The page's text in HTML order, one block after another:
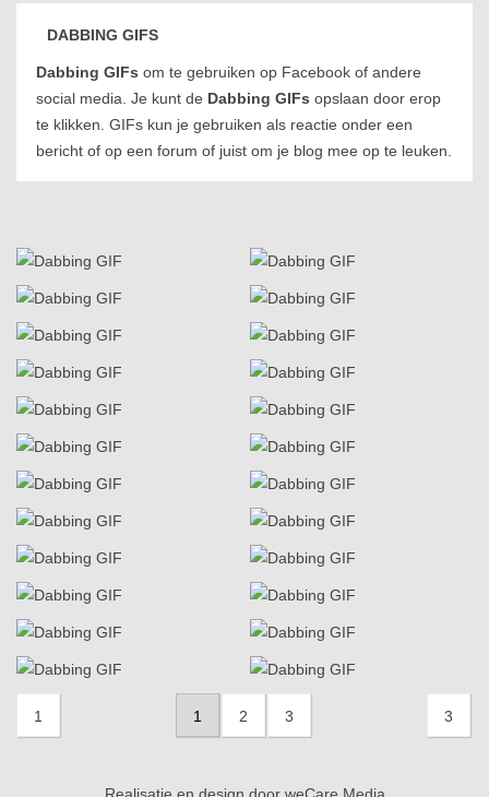
DABBING GIFS
Dabbing GIFs om te gebruiken op Facebook of andere
social media. Je kunt de Dabbing GIFs opslaan door erop
te klikken. GIFs kun je gebruiken als reactie onder een
bericht of op een forum of juist om je blog mee op te leuken.
1 1 2 3 3